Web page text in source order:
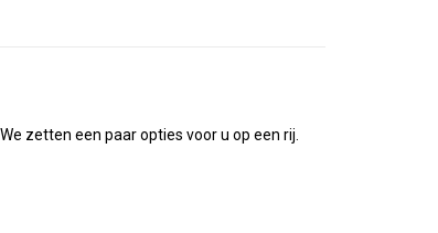
zetten een paar opties voor u op een rij.